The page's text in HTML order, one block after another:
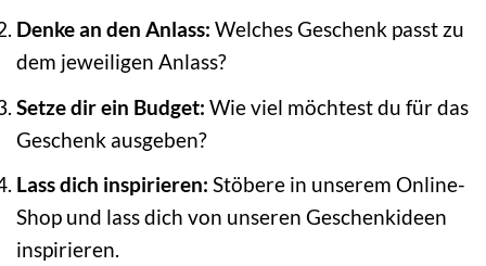
Denke an den Anlass: Welches Geschenk passt zu
dem jeweiligen Anlass?
Setze dir ein Budget: Wie viel möchtest du für das
Geschenk ausgeben?
Lass dich inspirieren: Stöbere in unserem Online-
Shop und lass dich von unseren Geschenkideen
inspirieren.